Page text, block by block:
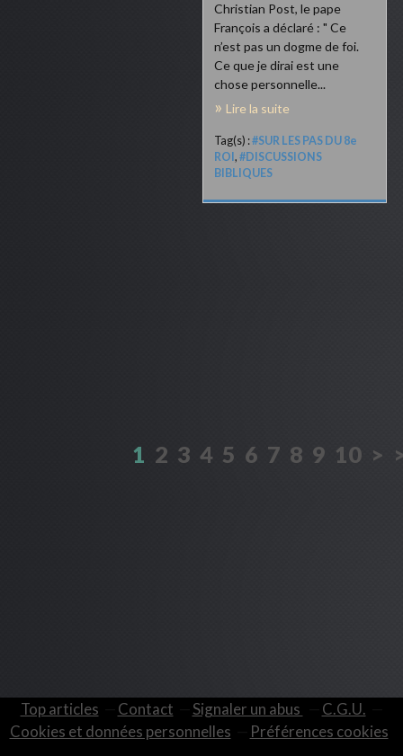
Christian Post, le pape
François a déclaré : " Ce
n’est pas un dogme de foi.
Ce que je dirai est une
chose personnelle...
Lire la suite
Tag(s) :#SUR LES PAS DU 8e
ROI , #DISCUSSIONS
BIBLIQUES
1 2 3 4 5 6 7 8 9 10 >
Top articles Contact Signaler un abus
C.G.U.
Cookies et données personnelles
Préférences cookies